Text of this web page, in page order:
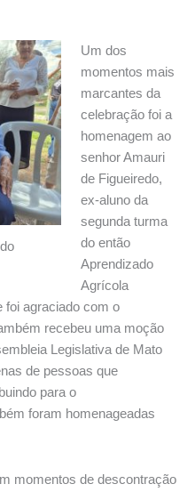
Um dos
momentos mais
marcantes da
celebração foi a
homenagem ao
senhor Amauri
de Figueiredo,
ex-aluno da
segunda turma
do então
Aprendizado
Agrícola
foi agraciado com o
recebeu uma moção
Legislativa de Mato
de pessoas que
para o
foram homenageadas
momentos de descontração